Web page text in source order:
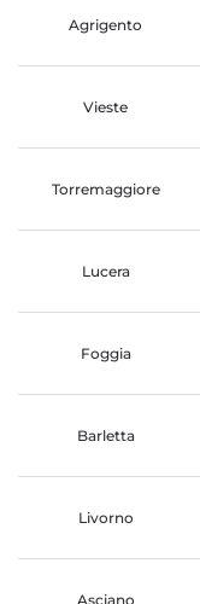
Agrigento
Vieste
Torremaggiore
Lucera
Foggia
Barletta
Livorno
Asciano